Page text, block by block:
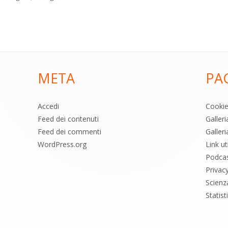
META
Accedi
Feed dei contenuti
Feed dei commenti
WordPress.org
Link